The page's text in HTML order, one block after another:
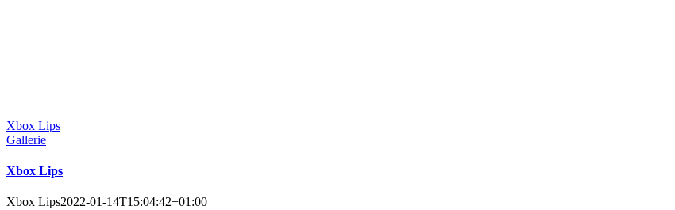
Xbox Lips
Gallerie
Xbox Lips
Xbox Lips2022-01-14T15:04:42+01:00